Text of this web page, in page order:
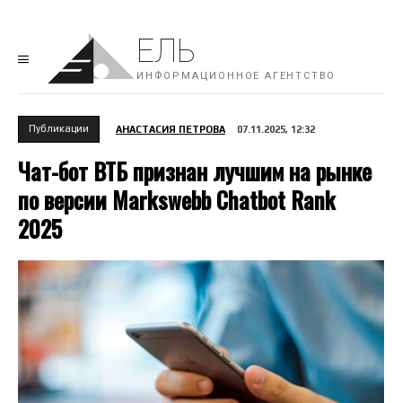
ЕЛЬ
ИНФОРМАЦИОННОЕ АГЕНТСТВО
Публикации АНАСТАСИЯ ПЕТРОВА 07.11.2025, 12:32
Чат-бот ВТБ признан лучшим на рынке
по версии Markswebb Chatbot Rank
2025